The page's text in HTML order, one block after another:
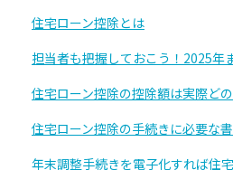
住宅ローン控除とは
担当者も把握しておこう！2025年
住宅ローン控除の控除額は実際ど
住宅ローン控除の手続きに必要な
年末調整手続きを電子化すれば住